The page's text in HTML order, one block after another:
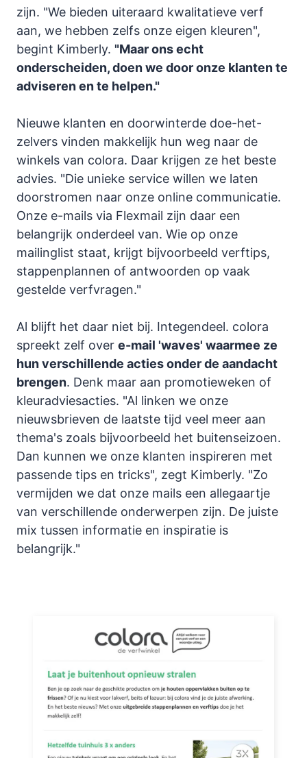
zijn. "We bieden uiteraard kwalitatieve verf
aan, we hebben zelfs onze eigen kleuren",
begint Kimberly. "Maar ons echt
onderscheiden, doen we door onze klanten te
adviseren en te helpen."
Nieuwe klanten en doorwinterde doe-het-
zelvers vinden makkelijk hun weg naar de
winkels van colora. Daar krijgen ze het beste
advies. "Die unieke service willen we laten
doorstromen naar onze online communicatie.
Onze e-mails via Flexmail zijn daar een
belangrijk onderdeel van. Wie op onze
mailinglist staat, krijgt bijvoorbeeld verftips,
stappenplannen of antwoorden op vaak
gestelde verfvragen."
Al blijft het daar niet bij. Integendeel. colora
spreekt zelf over e-mail 'waves' waarmee ze
hun verschillende acties onder de aandacht
brengen. Denk maar aan promotieweken of
kleuradviesacties. "Al linken we onze
nieuwsbrieven de laatste tijd veel meer aan
thema's zoals bijvoorbeeld het buitenseizoen.
Dan kunnen we onze klanten inspireren met
passende tips en tricks", zegt Kimberly. "Zo
vermijden we dat onze mails een allegaartje
van verschillende onderwerpen zijn. De juiste
mix tussen informatie en inspiratie is
belangrijk."